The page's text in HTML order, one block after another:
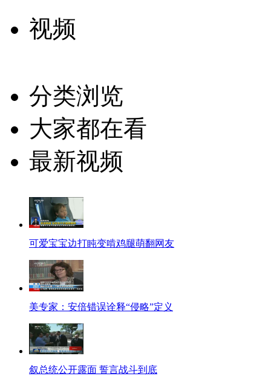
视频
分类浏览
大家都在看
最新视频
可爱宝宝边打盹变啃鸡腿萌翻网友
美专家：安倍错误诠释“侵略”定义
叙总统公开露面 誓言战斗到底